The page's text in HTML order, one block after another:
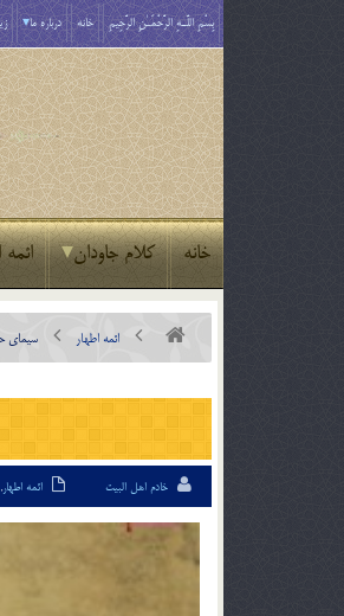
بِسْمِ اللَّـهِ الرَّحْمَـٰنِ الرَّحِيمِ خانه درباره ما
خانه کلام جاودان
ائمه اطهار سیمای
خادم اهل البیت ائمه اطهار,